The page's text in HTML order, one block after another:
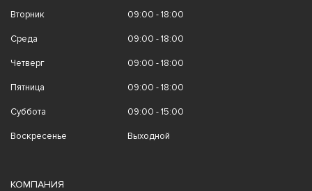
Вторник 09:00 - 18:00
Среда 09:00 - 18:00
Четверг 09:00 - 18:00
Пятница 09:00 - 18:00
Суббота 09:00 - 15:00
Воскресенье Выходной
КОМПАНИЯ